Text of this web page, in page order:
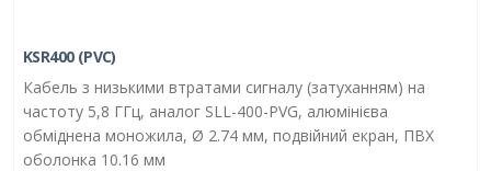
KSR400 (PVC)
Кабель з низькими втратами сигналу (затуханням) на
частоту 5,8 ГГц, аналог SLL-400-PVG, алюмінієва
обміднена моножила, Ø 2.74 мм, подвійний екран, ПВХ
оболонка 10.16 мм